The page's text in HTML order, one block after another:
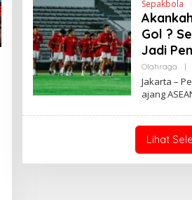
Sepakbola
Gol ?
Jadi
Olahraga
Jakarta –
ajang
Lihat